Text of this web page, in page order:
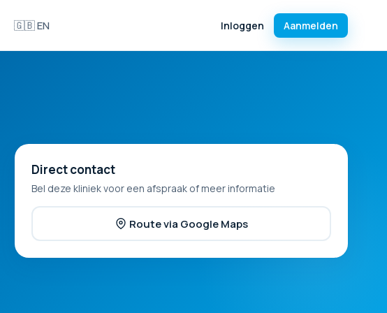
🇬🇧 EN Inloggen Aanmelden
Direct contact
Bel deze kliniek voor een afspraak of meer informatie
Route via Google Maps